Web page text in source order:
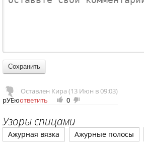
Оставлен Кира (13 Июн в 09:03)
рУЕюответить 0
Узоры спицами
Ажурная вязка Ажурные полосы